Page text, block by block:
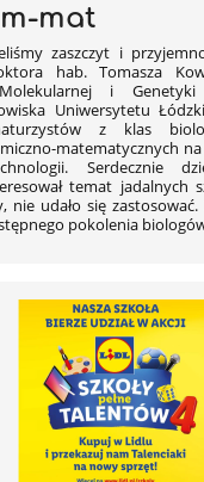
mat
zaszczyt i
hab. Tomasza
i Genetyki
Uniwersytetu
z klas
matematycznych
Serdecznie
temat jadalnych
nie udało się
pokolenia